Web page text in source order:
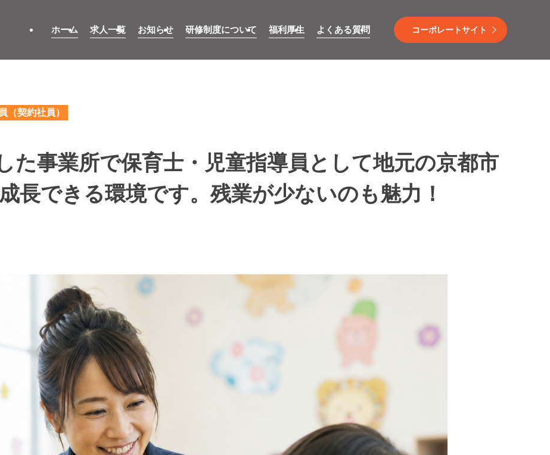
ホーム 求人一覧 お知らせ 研修制度について 福利厚生 よくある質問 コーポレートサイト
（契約社員）
た事業所で保育士・児童指導員として地元の京都市
長できる環境です。残業が少ないのも魅力！